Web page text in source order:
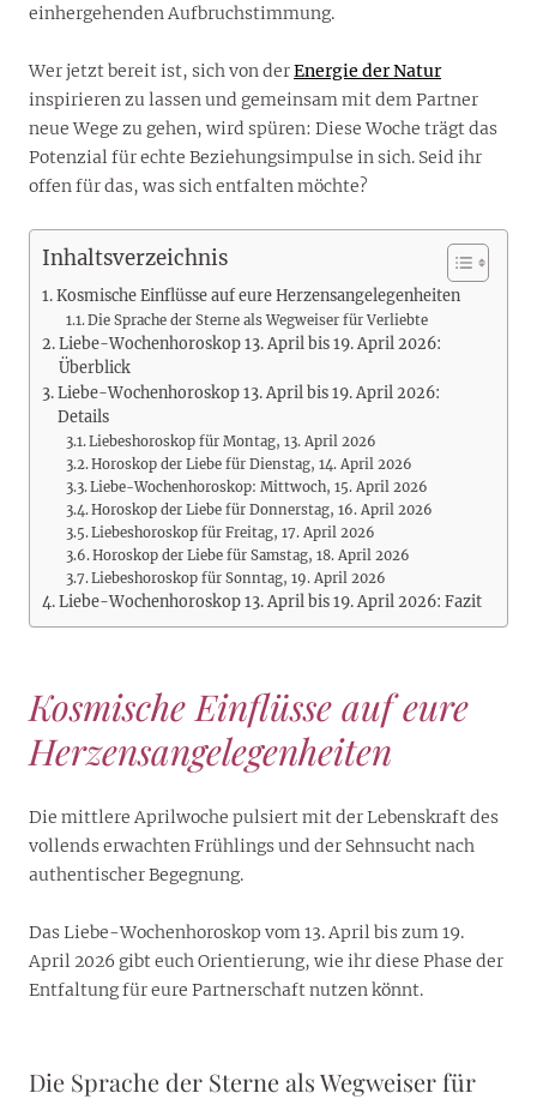
einhergehenden Aufbruchstimmung.
Wer jetzt bereit ist, sich von derEnergie der Natur
inspirieren zu lassen und gemeinsam mit dem Partner
neue Wege zu gehen, wird spüren: Diese Woche trägt das
Potenzial für echte Beziehungsimpulse in sich. Seid ihr
offen für das, was sich entfalten möchte?
Inhaltsverzeichnis
Kosmische Einflüsse auf eure Herzensangelegenheiten
Die Sprache der Sterne als Wegweiser für Verliebte
Liebe-Wochenhoroskop 13. April bis 19. April 2026:
Überblick
Liebe-Wochenhoroskop 13. April bis 19. April 2026:
Details
Liebeshoroskop für Montag, 13. April 2026
Horoskop der Liebe für Dienstag, 14. April 2026
Liebe-Wochenhoroskop: Mittwoch, 15. April 2026
Horoskop der Liebe für Donnerstag, 16. April 2026
Liebeshoroskop für Freitag, 17. April 2026
Horoskop der Liebe für Samstag, 18. April 2026
Liebeshoroskop für Sonntag, 19. April 2026
Liebe-Wochenhoroskop 13. April bis 19. April 2026: Fazit
Kosmische Einflüsse auf eure
Herzensangelegenheiten
Die mittlere Aprilwoche pulsiert mit der Lebenskraft des
vollends erwachten Frühlings und der Sehnsucht nach
authentischer Begegnung.
Das Liebe-Wochenhoroskop vom 13. April bis zum 19.
April 2026 gibt euch Orientierung, wie ihr diese Phase der
Entfaltung für eure Partnerschaft nutzen könnt.
Die Sprache der Sterne als Wegweiser für